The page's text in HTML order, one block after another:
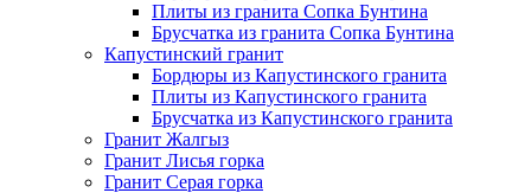
Плиты из гранита Сопка Бунтина
Брусчатка из гранита Сопка Бунтина
Капустинский гранит
Бордюры из Капустинского гранита
Плиты из Капустинского гранита
Брусчатка из Капустинского гранита
Гранит Жалгыз
Гранит Лисья горка
Гранит Серая горка